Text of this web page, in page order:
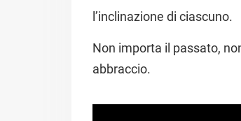
l’inclinazione di ciascuno.
Non importa il passato,
abbraccio.